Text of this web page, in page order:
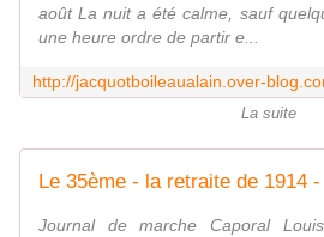
août La nuit a été calme, sauf
une heure ordre de partir e...
La suite
Journal de marche Caporal